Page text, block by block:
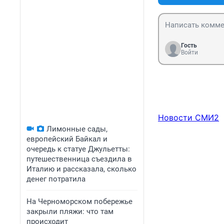
Лимонные сады,
европейский Байкал и
очередь к статуе Джульетты:
путешественница съездила в
Италию и рассказала, сколько
денег потратила
На Черноморском побережье
закрыли пляжи: что там
происходит
Гость
Войти
Новости СМИ2